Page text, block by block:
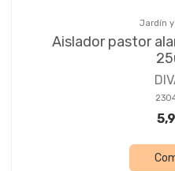
Jardín
Aislador pastor